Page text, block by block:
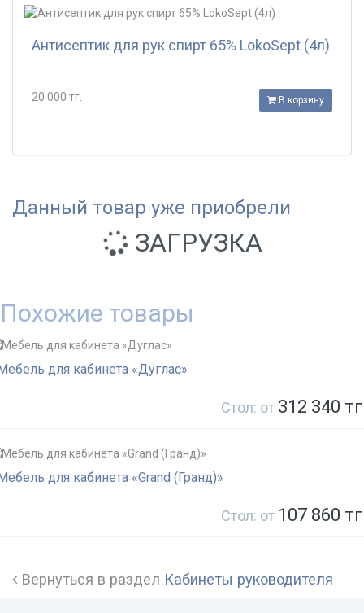
Антисептик для рук спирт 65% LokoSept (4л)
В корзину
20 000 тг.
Данный товар уже приобрели
ЗАГРУЗКА
Похожие товары
для кабинета «Дуглас»
Стол: от 312 340
для кабинета «Grand (Гранд)»
Стол: от 107 860
Вернуться в раздел Кабинеты руководителя